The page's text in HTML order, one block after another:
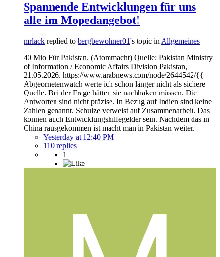
Spannende Entwicklungen für uns
alle im Mopedangebot!
mrlack replied to bergbewohner01's topic in Allgemeines
40 Mio Für Pakistan. (Atommacht) Quelle: Pakistan Ministry
of Information / Economic Affairs Division Pakistan,
21.05.2026. https://www.arabnews.com/node/2644542/{{
Abgeornetenwatch werte ich schon länger nicht als sichere
Quelle. Bei der Frage hätten sie nachhaken müssen. Die
Antworten sind nicht präzise. In Bezug auf Indien sind keine
Zahlen genannt. Schulze verweist auf Zusammenarbeit. Das
können auch Entwicklungshilfegelder sein. Nachdem das in
China rausgekommen ist macht man in Pakistan weiter.
Yesterday at 12:40 PM
110 replies
1